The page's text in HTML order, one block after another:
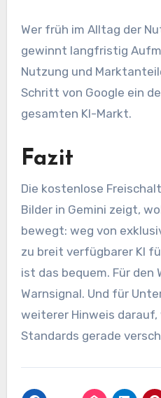
Wer früh im Alltag der
gewinnt langfristig
Nutzung und
Schritt von Google ein
gesamten KI-Markt.
Fazit
Die kostenlose
Bilder in Gemini zeigt,
bewegt: weg von
zu breit verfügbarer KI
ist das bequem. Für
Warnsignal. Und für
weiterer Hinweis
Standards gerade